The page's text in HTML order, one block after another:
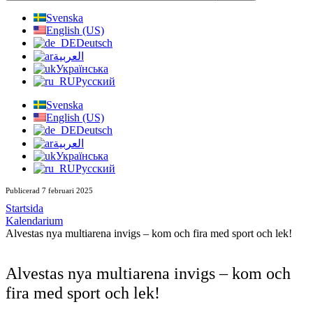
Svenska
English (US)
Deutsch
العربية
Українська
Русский
Svenska
English (US)
Deutsch
العربية
Українська
Русский
Publicerad 7 februari 2025
Startsida
Kalendarium
Alvestas nya multiarena invigs – kom och fira med sport och lek!
Alvestas nya multiarena invigs – kom och
fira med sport och lek!